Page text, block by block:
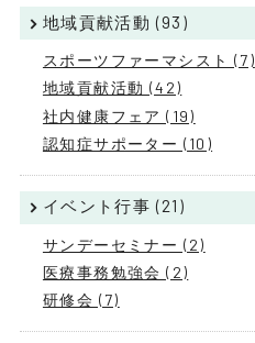
地域貢献活動 (93)
スポーツファーマシスト (7)
地域貢献活動 (42)
社内健康フェア (19)
認知症サポーター (10)
イベント行事 (21)
サンデーセミナー (2)
医療事務勉強会 (2)
研修会 (7)